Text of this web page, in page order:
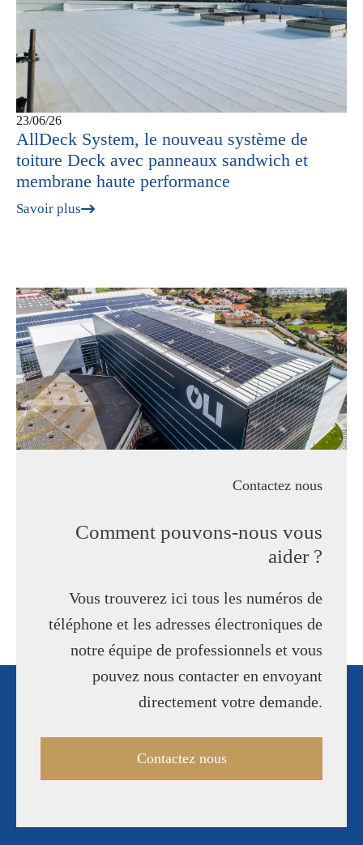
23/06/26
AllDeck System, le nouveau système de
toiture Deck avec panneaux sandwich et
membrane haute performance
Savoir plus
Contactez nous
Comment pouvons-nous vous
aider ?
Vous trouverez ici tous les numéros de
téléphone et les adresses électroniques de
notre équipe de professionnels et vous
pouvez nous contacter en envoyant
directement votre demande.
Contactez nous